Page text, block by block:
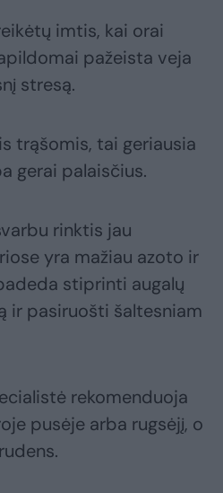
imtis, kai orai
pažeista veja
stresą.
trąšomis, tai geriausia
gerai palaisčius.
rinktis jau
yra mažiau azoto ir
stiprinti augalų
ir pasiruošti šaltesniam
rekomenduoja
pusėje arba rugsėjį, o